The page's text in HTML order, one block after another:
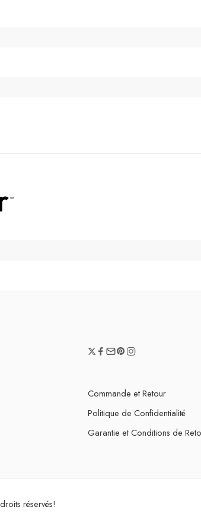
Commande et Retour
Politique de Confidentialité
Garantie et Conditions de
réservés!